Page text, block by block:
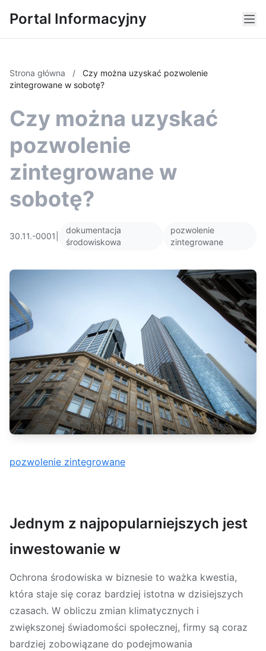
Portal Informacyjny
Strona główna /
Czy można uzyskać pozwolenie
zintegrowane w sobotę?
Czy można uzyskać
pozwolenie
zintegrowane w
sobotę?
30.11.-0001
dokumentacja
środowiskowa
pozwolenie
zintegrowane
pozwolenie zintegrowane
Jednym z najpopularniejszych jest
inwestowanie w
Ochrona środowiska w biznesie to ważka kwestia,
która staje się coraz bardziej istotna w dzisiejszych
czasach. W obliczu zmian klimatycznych i
zwiększonej świadomości społecznej, firmy są coraz
bardziej zobowiązane do podejmowania